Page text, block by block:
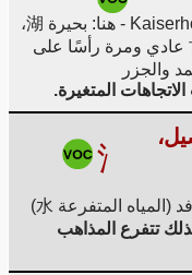
اليسار: الماء 氵، اليمين: Kaiserhof 朝 - هنا: بحيرة 湖،
حيث بمجرد الحرف القديم: 古 عادي ومرة رأسًا على
والجزر
المتغيرة.
氵
تتفرع المذاهب